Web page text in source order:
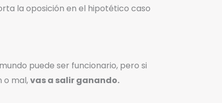
la oposición en el hipotético caso
puede ser funcionario, pero si
o mal,vas a salir ganando.